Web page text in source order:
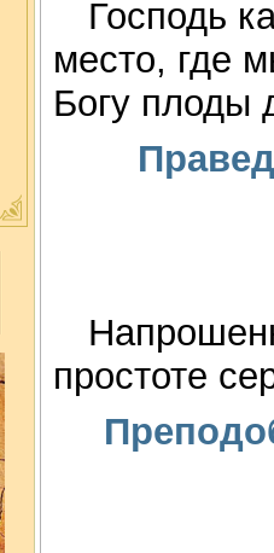
Господь
место, где
Богу плоды
простоте